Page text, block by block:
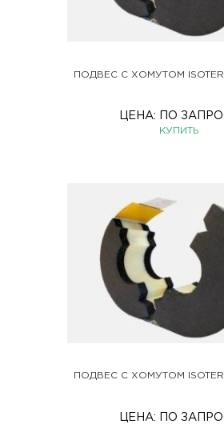
ПОДВЕС С ХОМУТОМ
ЦЕНА: ПО
КУПИТЬ
ПОДВЕС С ХОМУТОМ
ЦЕНА: ПО